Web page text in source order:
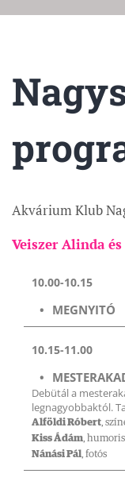
Akvárium Klub
Veiszer Alinda
10.00-10.15
MEGNYITÓ
10.15-11.00
Debütál a
legnagyobbaktól.
Alföldi Róbert,
Kiss Ádám,
Nánási Pál, fotós